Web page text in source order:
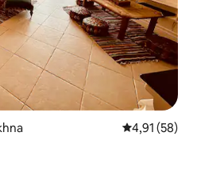
Calificación
4,91 (58)